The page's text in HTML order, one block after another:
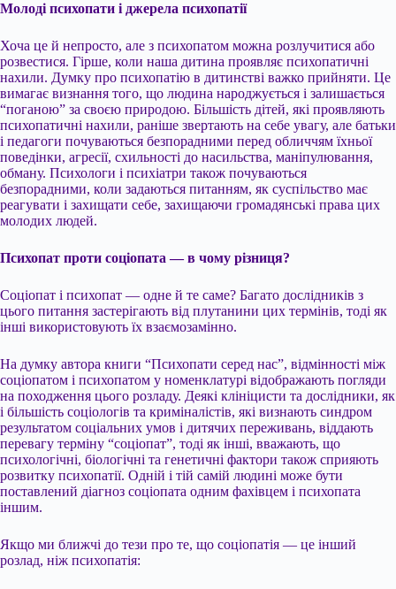
Молоді психопати і джерела психопатії
Хоча це й непросто, але з психопатом можна розлучитися або
розвестися. Гірше, коли наша дитина проявляє психопатичні
нахили. Думку про психопатію в дитинстві важко прийняти. Це
вимагає визнання того, що людина народжується і залишається
“поганою” за своєю природою. Більшість дітей, які проявляють
психопатичні нахили, раніше звертають на себе увагу, але батьки
і педагоги почуваються безпорадними перед обличчям їхньої
поведінки, агресії, схильності до насильства, маніпулювання,
обману. Психологи і психіатри також почуваються
безпорадними, коли задаються питанням, як суспільство має
реагувати і захищати себе, захищаючи громадянські права цих
молодих людей.
Психопат проти соціопата — в чому різниця?
Соціопат і психопат — одне й те саме? Багато дослідників з
цього питання застерігають від плутанини цих термінів, тоді як
інші використовують їх взаємозамінно.
На думку автора книги “Психопати серед нас”, відмінності між
соціопатом і психопатом у номенклатурі відображають погляди
на походження цього розладу. Деякі клініцисти та дослідники, як
і більшість соціологів та криміналістів, які визнають синдром
результатом соціальних умов і дитячих переживань, віддають
перевагу терміну “соціопат”, тоді як інші, вважають, що
психологічні, біологічні та генетичні фактори також сприяють
розвитку психопатії. Одній і тій самій людині може бути
поставлений діагноз соціопата одним фахівцем і психопата
іншим.
Якщо ми ближчі до тези про те, що соціопатія — це інший
розлад, ніж психопатія: